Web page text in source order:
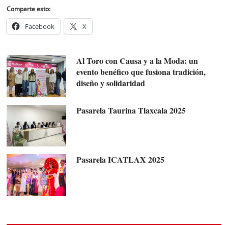
Comparte esto:
Facebook X
Al Toro con Causa y a la Moda: un
evento benéfico que fusiona tradición,
diseño y solidaridad
Pasarela Taurina Tlaxcala 2025
Pasarela ICATLAX 2025